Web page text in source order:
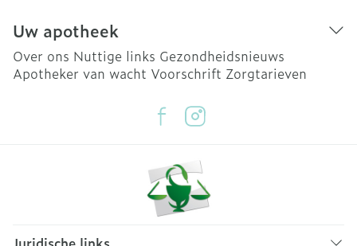
Uw apotheek
Over ons Nuttige links Gezondheidsnieuws
Apotheker van wacht Voorschrift Zorgtarieven